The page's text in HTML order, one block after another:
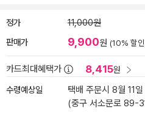
정가 11,000원
판매가 9,900원 (10% 할
카드최대혜택가 8,415원
수령예상일
택배 주문시 8월 11
(중구 서소문로 89-